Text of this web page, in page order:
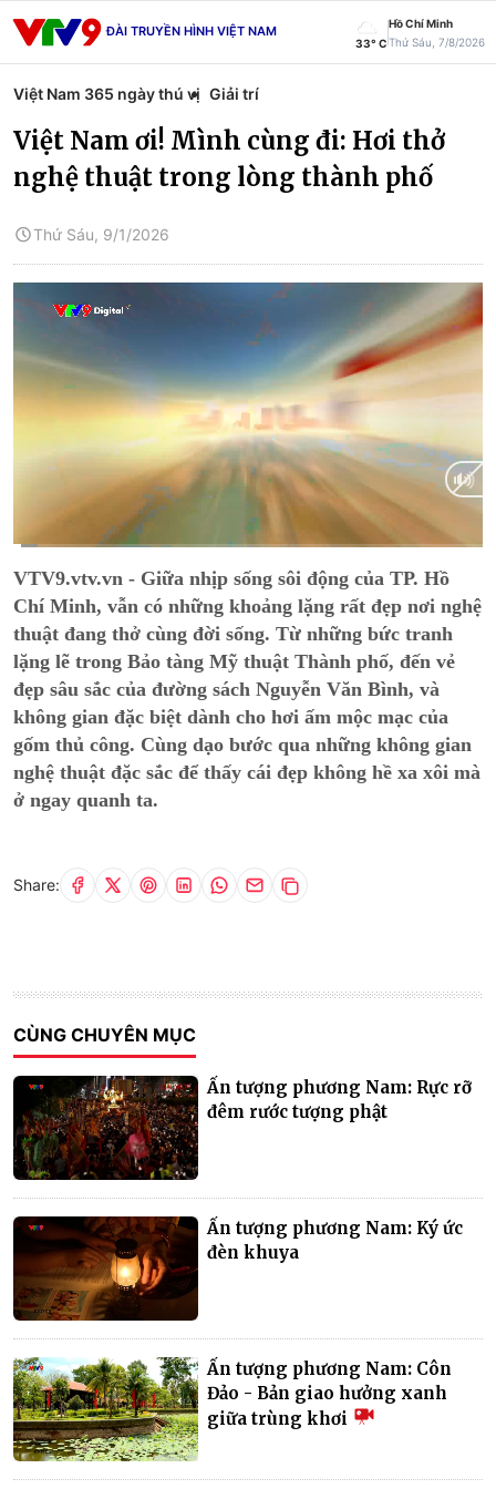
ĐÀI TRUYỀN HÌNH VIỆT NAM
33° C
Hồ Chí Minh
Thứ Sáu, 7/8/2026
Việt Nam 365 ngày thú vị Giải trí
Việt Nam ơi! Mình cùng đi: Hơi thở
nghệ thuật trong lòng thành phố
Thứ Sáu, 9/1/2026
Time
VTV9.vtv.vn - Giữa nhịp sống sôi động của TP. Hồ
Chí Minh, vẫn có những khoảng lặng rất đẹp nơi nghệ
thuật đang thở cùng đời sống. Từ những bức tranh
lặng lẽ trong Bảo tàng Mỹ thuật Thành phố, đến vẻ
đẹp sâu sắc của đường sách Nguyễn Văn Bình, và
không gian đặc biệt dành cho hơi ấm mộc mạc của
gốm thủ công. Cùng dạo bước qua những không gian
nghệ thuật đặc sắc để thấy cái đẹp không hề xa xôi mà
ở ngay quanh ta.
Share:
CÙNG CHUYÊN MỤC
Ấn tượng phương Nam: Rực rỡ
đêm rước tượng phật
Ấn tượng phương Nam: Ký ức
đèn khuya
Ấn tượng phương Nam: Côn
Đảo - Bản giao hưởng xanh
giữa trùng khơi